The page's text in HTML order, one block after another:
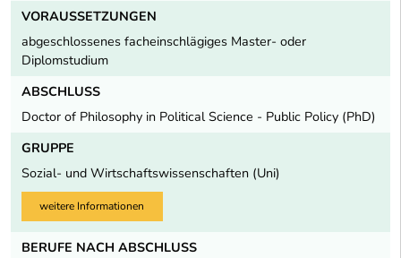
VORAUSSETZUNGEN
abgeschlossenes facheinschlägiges Master- oder
Diplomstudium
ABSCHLUSS
Doctor of Philosophy in Political Science - Public Policy (PhD)
GRUPPE
Sozial- und Wirtschaftswissenschaften (Uni)
weitere Informationen
BERUFE NACH ABSCHLUSS